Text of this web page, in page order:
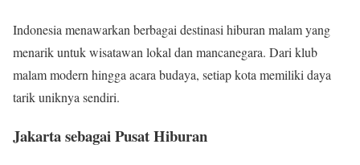
Indonesia menawarkan berbagai destinasi hiburan malam yang
menarik untuk wisatawan lokal dan mancanegara. Dari klub
malam modern hingga acara budaya, setiap kota memiliki daya
tarik uniknya sendiri.
Jakarta sebagai Pusat Hiburan